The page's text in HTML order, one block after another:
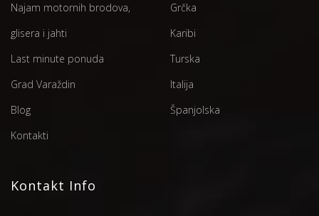
Najam motornih brodova,
glisera i jahti
Last minute ponuda
Grad Varaždin
Blog
Kontakti
Grčka
Karibi
Turska
Italija
Španjolska
Kontakt Info